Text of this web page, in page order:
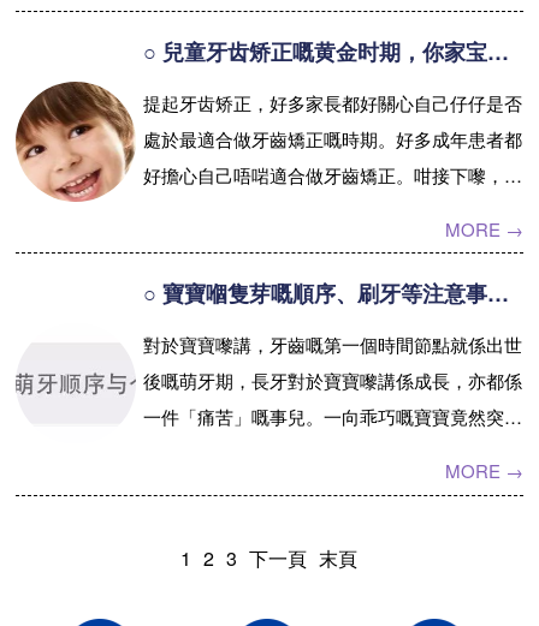
○ 兒童牙齿矫正嘅黄金时期，你家宝贝错过了吗？
提起牙齿矫正，好多家長都好關心自己仔仔是否
處於最適合做牙齒矯正嘅時期。好多成年患者都
好擔心自己唔啱適合做牙齒矯正。咁接下嚟，小
期，同埋成年人可唔可以做牙齒矯正...【詳情】
MORE →
○ 寶寶嗰隻芽嘅順序、刷牙等注意事項專家版，say bye-bye 喺「聽朋友圈講」嗰啲嘢啦！
對於寶寶嚟講，牙齒嘅第一個時間節點就係出世
後嘅萌牙期，長牙對於寶寶嚟講係成長，亦都係
一件「痛苦」嘅事兒。一向乖巧嘅寶寶竟然突然
口水流一身，仲亂咬…真係嚇人！呢...【詳情】
MORE →
1 2 3 下一頁 末頁